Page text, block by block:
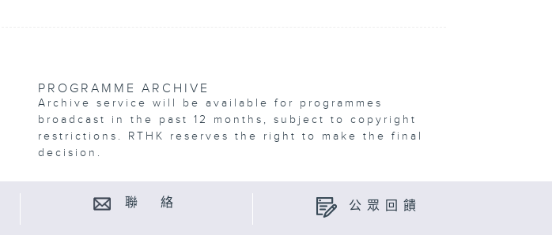
PROGRAMME ARCHIVE
Archive service will be available for programmes
broadcast in the past 12 months, subject to copyright
restrictions. RTHK reserves the right to make the final
decision.
聯 絡 公眾回饋